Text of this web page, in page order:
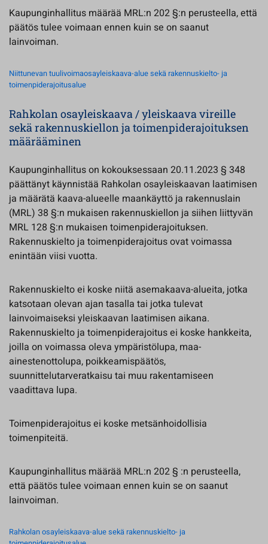
Kaupunginhallitus määrää MRL:n 202 §:n perusteella, että
päätös tulee voimaan ennen kuin se on saanut
lainvoiman.
Niittunevan tuulivoimaosayleiskaava-alue sekä rakennuskielto- ja
toimenpiderajoitusalue
Rahkolan osayleiskaava / yleiskaava vireille
sekä rakennuskiellon ja toimenpiderajoituksen
määrääminen
Kaupunginhallitus on kokouksessaan 20.11.2023 § 348
päättänyt käynnistää Rahkolan osayleiskaavan laatimisen
ja määrätä kaava-alueelle maankäyttö ja rakennuslain
(MRL) 38 §:n mukaisen rakennuskiellon ja siihen liittyvän
MRL 128 §:n mukaisen toimenpiderajoituksen.
Rakennuskielto ja toimenpiderajoitus ovat voimassa
enintään viisi vuotta.
Rakennuskielto ei koske niitä asemakaava-alueita, jotka
katsotaan olevan ajan tasalla tai jotka tulevat
lainvoimaiseksi yleiskaavan laatimisen aikana.
Rakennuskielto ja toimenpiderajoitus ei koske hankkeita,
joilla on voimassa oleva ympäristölupa, maa-
ainestenottolupa, poikkeamispäätös,
suunnittelutarveratkaisu tai muu rakentamiseen
vaadittava lupa.
Toimenpiderajoitus ei koske metsänhoidollisia
toimenpiteitä.
Kaupunginhallitus määrää MRL:n 202 § :n perusteella,
että päätös tulee voimaan ennen kuin se on saanut
lainvoiman.
Rahkolan osayleiskaava-alue sekä rakennuskielto- ja